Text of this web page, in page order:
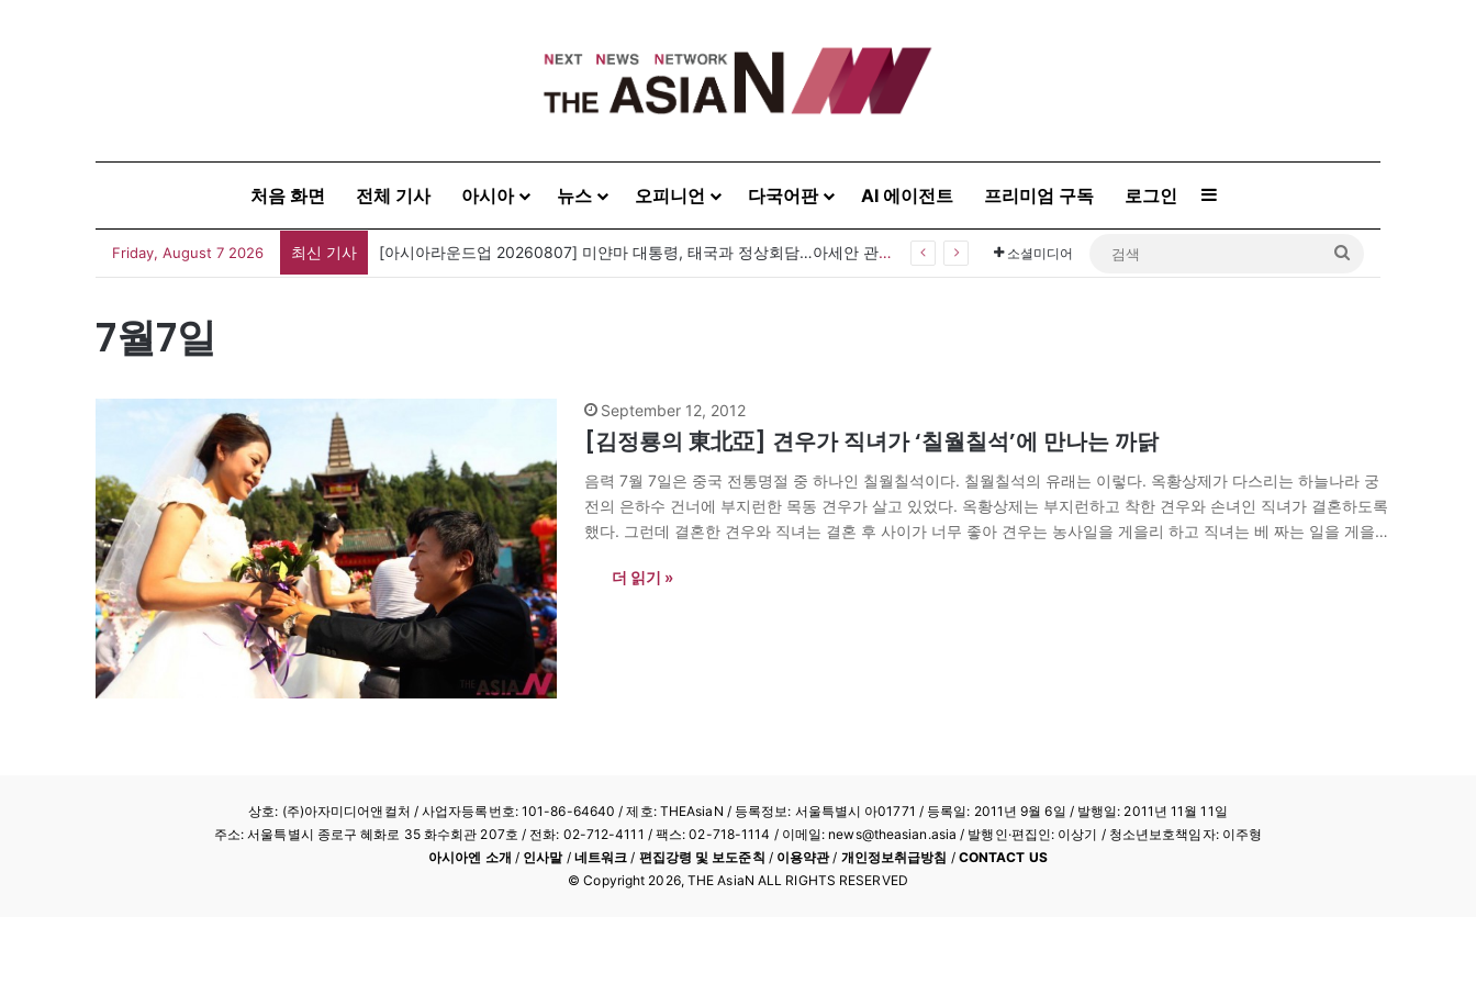
처음 화면 전체 기사 아시아 뉴스 오피니언 다국어판 AI 에이전트 프리미엄 구독 로그인 Sidebar
Friday, August 7 2026 최신 기사 [아시아라운드업 20260807] 미얀마 대통령, 태국과 정상회담…아세안 관계개선 모색 소셜미디어
7월7일
September 12, 2012
[김정룡의 東北亞] 견우가 직녀가 ‘칠월칠석’에 만나는 까닭
음력 7월 7일은 중국 전통명절 중 하나인 칠월칠석이다. 칠월칠석의 유래는 이렇다. 옥황상제가 다스리는 하늘나라 궁
전의 은하수 건너에 부지런한 목동 견우가 살고 있었다. 옥황상제는 부지런하고 착한 견우와 손녀인 직녀가 결혼하도록
했다. 그런데 결혼한 견우와 직녀는 결혼 후 사이가 너무 좋아 견우는 농사일을 게을리 하고 직녀는 베 짜는 일을 게을리
더 읽기 »
상호: (주)아자미디어앤컬처 /사업자등록번호: 101-86-64640 / 제호: THEAsiaN / 등록정보: 서울특별시 아01771 / 등록일: 2011년 9월 6일 / 발행일: 2011년 11월 11일
주소: 서울특별시 종로구 혜화로 35 화수회관 207호 / 전화: 02-712-4111 / 팩스: 02-718-1114 / 이메일: news@theasian.asia / 발행인·편집인: 이상기 / 청소년보호책임자: 이주형
아시아엔 소개 / 인사말/ 네트워크 / 편집강령 및 보도준칙 / 이용약관/ 개인정보취급방침 / CONTACT US
© Copyright 2026, THE AsiaN ALL RIGHTS RESERVED